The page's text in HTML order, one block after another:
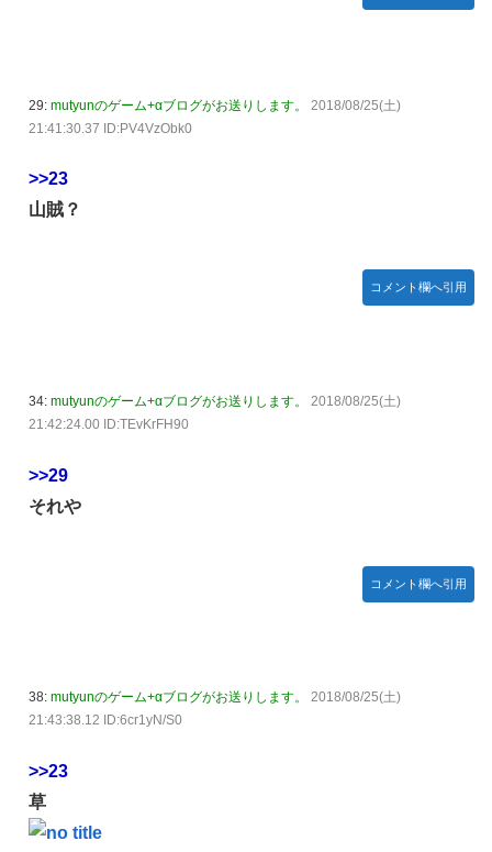
29: mutyunのゲーム+αブログがお送りします。
2018/08/25(土)
21:41:30.37 ID:PV4VzObk0
>>23
山賊？
コメント欄へ引用
34: mutyunのゲーム+αブログがお送りします。
2018/08/25(土)
21:42:24.00 ID:TEvKrFH90
>>29
それや
コメント欄へ引用
38: mutyunのゲーム+αブログがお送りします。
2018/08/25(土)
21:43:38.12 ID:6cr1yN/S0
>>23
草